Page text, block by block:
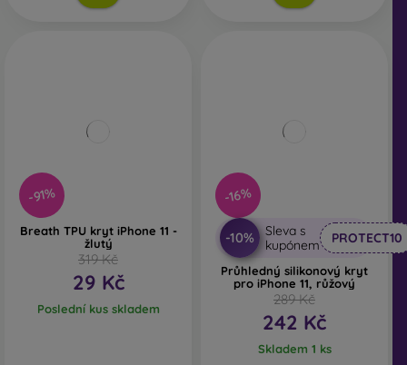
-91%
Breath TPU kryt iPhone 11 -
žlutý
319 Kč
29 Kč
Poslední kus skladem
-16%
-10%
Sleva s
kupónem
PROTECT10
Průhledný silikonový kryt
pro iPhone 11, růžový
289 Kč
242 Kč
Skladem 1 ks